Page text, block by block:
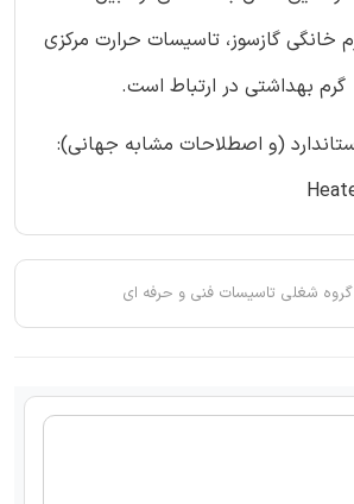
خانگی گازسوز، تاسیسات حرارت مرکزی
بهداشتی در ارتباط است.
(و اصطلاحات مشابه جهانی):
گروه شغلی تاسیسات فنی و حرفه ای